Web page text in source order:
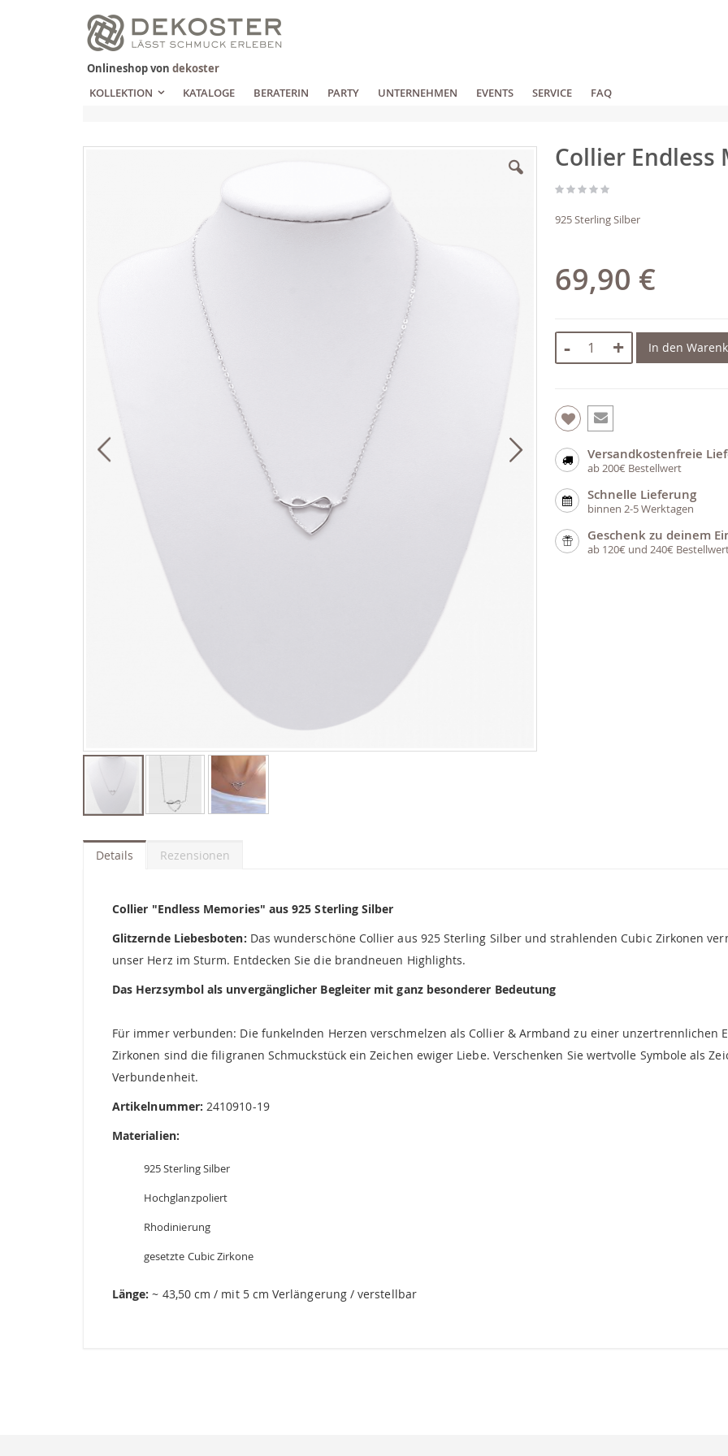
Zum
Inhalt
springen
Onlineshop von dekoster
KOLLEKTION
KATALOGE BERATERIN PARTY UNTERNEHMEN EVENTS SERVICE FAQ
Anfang
der
Collier Endless
925 Sterling Silber
69,90 €
- + In den
Versandkostenfreie
ab 200€ Bestellwert
Schnelle Lieferung
binnen 2-5 Werktagen
Geschenk zu deinem
ab 120€ und 240€
Details
Collier "Endless Memories" aus 925 Sterling Silber
Glitzernde Liebesboten: Das wunderschöne Collier aus 925 Sterling Silber und strahlenden Cubic Zirkonen
unser Herz im Sturm. Entdecken Sie die brandneuen Highlights.
Das Herzsymbol als unvergänglicher Begleiter mit ganz besonderer Bedeutung
Für immer verbunden: Die funkelnden Herzen verschmelzen als Collier & Armband zu einer unzertrennlichen
Zirkonen sind die filigranen Schmuckstück ein Zeichen ewiger Liebe. Verschenken Sie wertvolle Symbole als
Verbundenheit.
Artikelnummer:2410910-19
Materialien:
925 Sterling Silber
Hochglanzpoliert
Rhodinierung
gesetzte Cubic Zirkone
Länge: ~ 43,50 cm / mit 5 cm Verlängerung / verstellbar
Rezensionen